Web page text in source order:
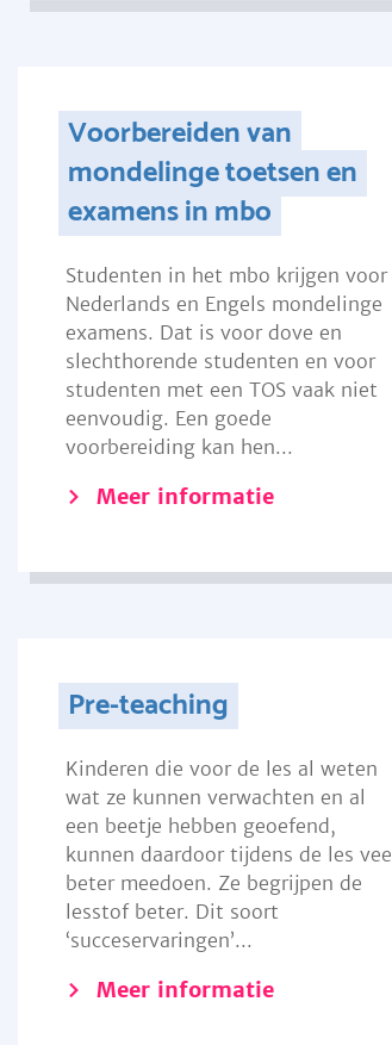
Voorbereiden van
mondelinge toetsen en
examens in mbo
Studenten in het mbo krijgen voor
Nederlands en Engels mondelinge
examens. Dat is voor dove en
slechthorende studenten en voor
studenten met een TOS vaak niet
eenvoudig. Een goede
voorbereiding kan hen...
Meer informatie
Pre-teaching
Kinderen die voor de les al weten
wat ze kunnen verwachten en al
een beetje hebben geoefend,
kunnen daardoor tijdens de les veel
beter meedoen. Ze begrijpen de
lesstof beter. Dit soort
‘succeservaringen’...
Meer informatie